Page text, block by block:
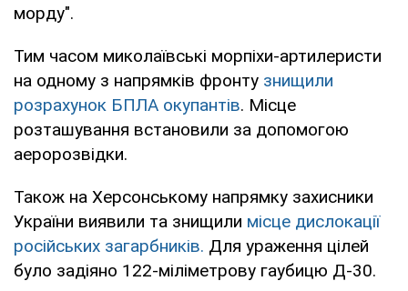
морду".
Тим часом миколаївські морпіхи-артилеристи
на одному з напрямків фронту знищили
розрахунок БПЛА окупантів. Місце
розташування встановили за допомогою
аеророзвідки.
Також на Херсонському напрямку захисники
України виявили та знищили місце дислокації
російських загарбників. Для ураження цілей
було задіяно 122-міліметрову гаубицю Д-30.